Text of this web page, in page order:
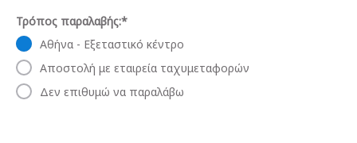
Τρόπος παραλαβής:*
Αθήνα - Εξεταστικό κέντρο
Αποστολή με εταιρεία ταχυμεταφορών
Δεν επιθυμώ να παραλάβω